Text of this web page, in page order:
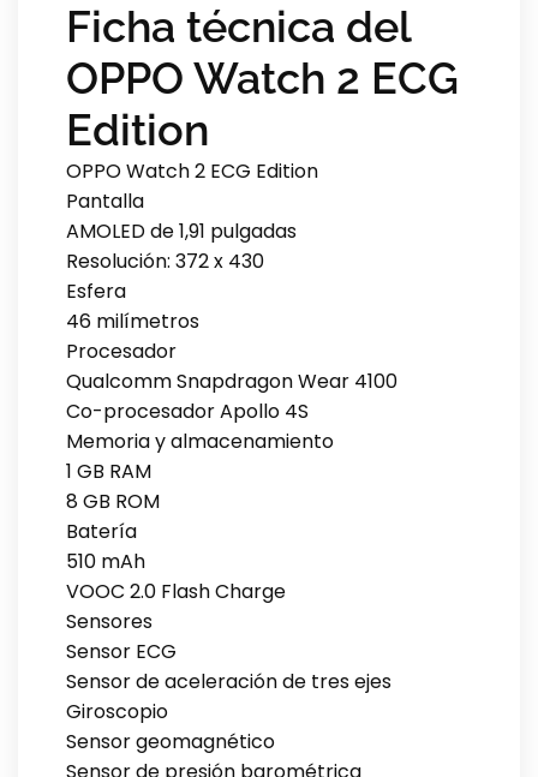
Ficha técnica del
OPPO Watch 2 ECG
Edition
OPPO Watch 2 ECG Edition
Pantalla
AMOLED de 1,91 pulgadas
Resolución: 372 x 430
Esfera
46 milímetros
Procesador
Qualcomm Snapdragon Wear 4100
Co-procesador Apollo 4S
Memoria y almacenamiento
1 GB RAM
8 GB ROM
Batería
510 mAh
VOOC 2.0 Flash Charge
Sensores
Sensor ECG
Sensor de aceleración de tres ejes
Giroscopio
Sensor geomagnético